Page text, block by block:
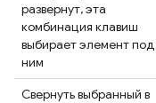
развернут, эта
комбинация клавиш
выбирает элемент под
ним
Свернуть выбранный в